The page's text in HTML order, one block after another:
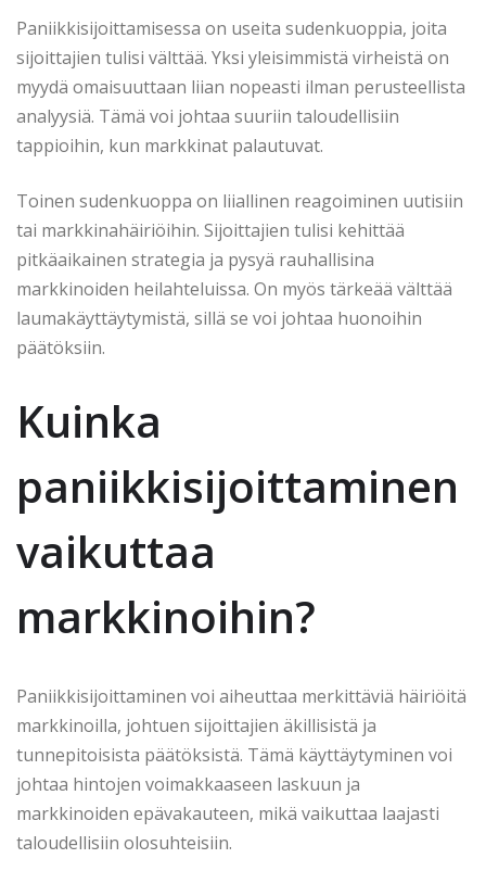
Paniikkisijoittamisessa on useita sudenkuoppia, joita
sijoittajien tulisi välttää. Yksi yleisimmistä virheistä on
myydä omaisuuttaan liian nopeasti ilman perusteellista
analyysiä. Tämä voi johtaa suuriin taloudellisiin
tappioihin, kun markkinat palautuvat.
Toinen sudenkuoppa on liiallinen reagoiminen uutisiin
tai markkinahäiriöihin. Sijoittajien tulisi kehittää
pitkäaikainen strategia ja pysyä rauhallisina
markkinoiden heilahteluissa. On myös tärkeää välttää
laumakäyttäytymistä, sillä se voi johtaa huonoihin
päätöksiin.
Kuinka
paniikkisijoittaminen
vaikuttaa
markkinoihin?
Paniikkisijoittaminen voi aiheuttaa merkittäviä häiriöitä
markkinoilla, johtuen sijoittajien äkillisistä ja
tunnepitoisista päätöksistä. Tämä käyttäytyminen voi
johtaa hintojen voimakkaaseen laskuun ja
markkinoiden epävakauteen, mikä vaikuttaa laajasti
taloudellisiin olosuhteisiin.